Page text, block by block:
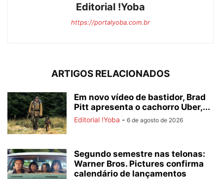
Editorial !Yoba
https://portalyoba.com.br
ARTIGOS RELACIONADOS
Em novo vídeo de bastidor, Brad
Pitt apresenta o cachorro Uber,...
Editorial !Yoba - 6 de agosto de 2026
Segundo semestre nas telonas:
Warner Bros. Pictures confirma
calendário de lançamentos